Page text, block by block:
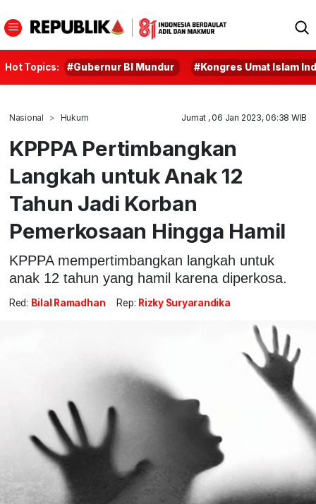
Hot Topics: #Gubernur BI Mundur #Kongres Umat Islam
Nasional Hukum Jumat , 06 Jan 2023, 06:38 WIB
KPPPA Pertimbangkan
Langkah untuk Anak 12
Tahun Jadi Korban
Pemerkosaan Hingga Hamil
KPPPA mempertimbangkan langkah untuk
anak 12 tahun yang hamil karena diperkosa.
Red: Bilal Ramadhan Rep: Rizky Suryarandika